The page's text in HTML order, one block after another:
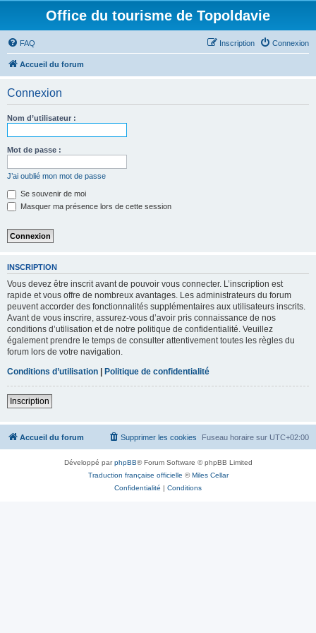
Office du tourisme de Topoldavie
FAQ Connexion
Inscription
Accueil du forum
Connexion
Nom d’utilisateur :
Mot de passe :
J’ai oublié mon mot de passe
Se souvenir de moi
Masquer ma présence lors de cette session
INSCRIPTION
Vous devez être inscrit avant de pouvoir vous connecter. L’inscription est
rapide et vous offre de nombreux avantages. Les administrateurs du forum
peuvent accorder des fonctionnalités supplémentaires aux utilisateurs inscrits.
Avant de vous inscrire, assurez-vous d’avoir pris connaissance de nos
conditions d’utilisation et de notre politique de confidentialité. Veuillez
également prendre le temps de consulter attentivement toutes les règles du
forum lors de votre navigation.
Conditions d’utilisation | Politique de confidentialité
Inscription
Accueil du forum Fuseau horaire sur UTC+02:00
Supprimer les cookies
Développé parphpBB® Forum Software © phpBB Limited
Traduction française officielle ©Miles Cellar
Confidentialité | Conditions